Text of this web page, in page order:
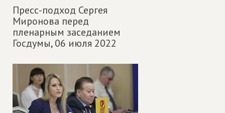
Пресс-подход Сергея
Миронова перед
пленарным заседанием
Госдумы,06 июля 2022